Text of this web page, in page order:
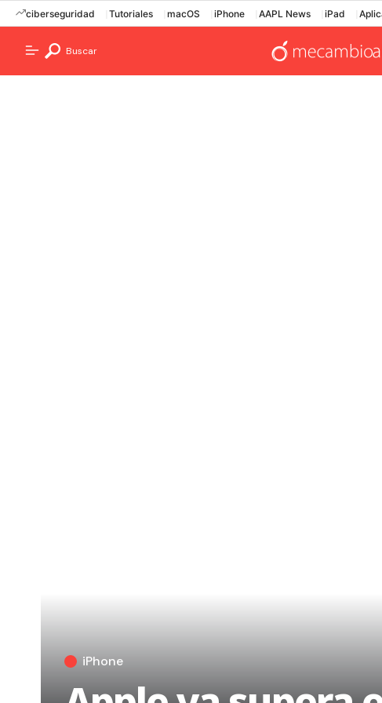
ciberseguridad Tutoriales macOS iPhone AAPL News iPad
Buscar
iPhone